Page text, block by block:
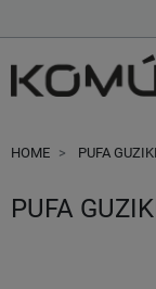
HOME PUFA
PUFA